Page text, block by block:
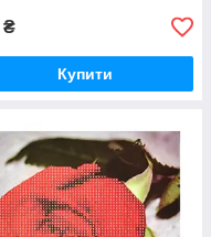
₴
Купити